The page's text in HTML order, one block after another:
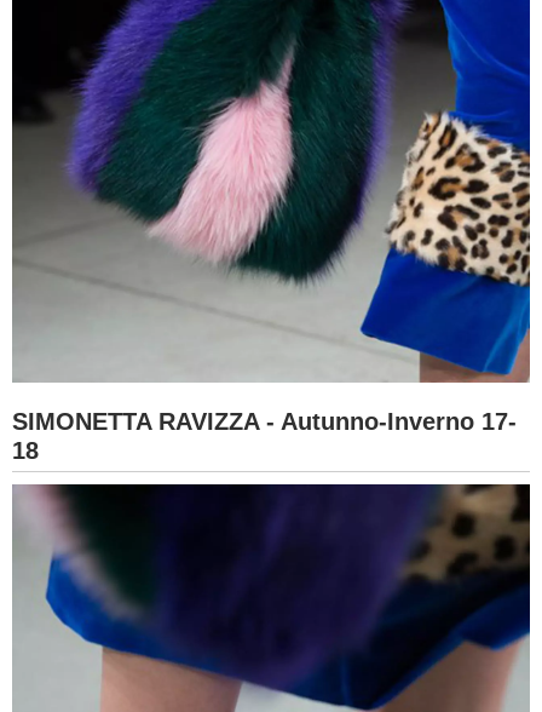
SIMONETTA RAVIZZA - Autunno-Inverno 17-
18